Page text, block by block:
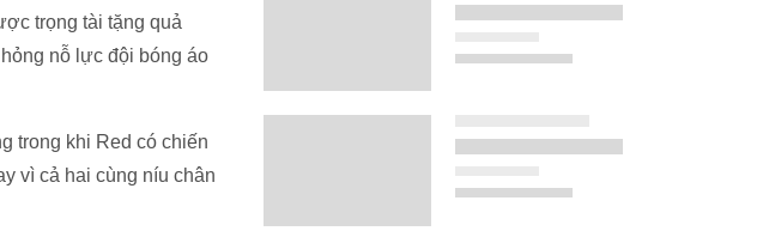
trọng tài tặng quả
nỗ lực đội bóng áo
trong khi Red có chiến
vì cả hai cùng níu chân